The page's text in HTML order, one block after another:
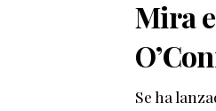
Mira
Se ha